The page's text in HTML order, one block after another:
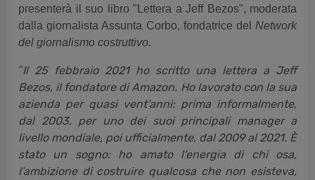
presenterà il suo libro "Lettera a Jeff Bezos", moderata
dalla giornalista Assunta Corbo, fondatrice del Network
del giornalismo costruttivo.
"Il 25 febbraio 2021 ho scritto una lettera a Jeff
Bezos, il fondatore di Amazon. Ho lavorato con la sua
azienda per quasi vent’anni: prima informalmente,
dal 2003, per uno dei suoi principali manager a
livello mondiale, poi ufficialmente, dal 2009 al 2021. È
stato un sogno: ho amato l’energia di chi osa,
l’ambizione di costruire qualcosa che non esisteva,